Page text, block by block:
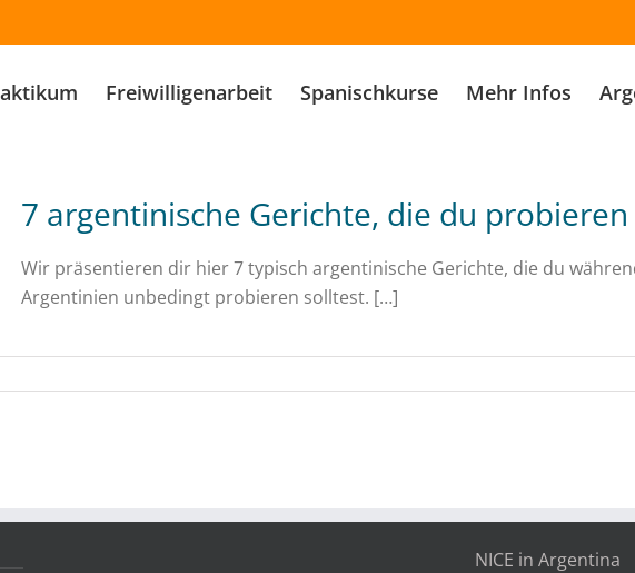
Freiwilligenarbeit Spanischkurse Mehr Infos
7 argentinische Gerichte, die du
Wir präsentieren dir hier 7 typisch argentinische Gerichte, die du
Argentinien unbedingt probieren solltest. […]
NICE in Argentina